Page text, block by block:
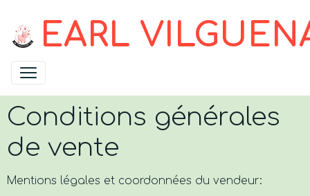
EARL
Conditions générales
de vente
Mentions légales et coordonnées du vendeur: